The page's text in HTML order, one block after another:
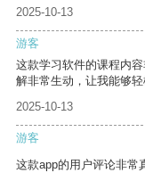
2025-10-13
游客
这款学习软件的课程内
解非常生动，让我能够轻
2025-10-13
游客
这款app的用户评论非常